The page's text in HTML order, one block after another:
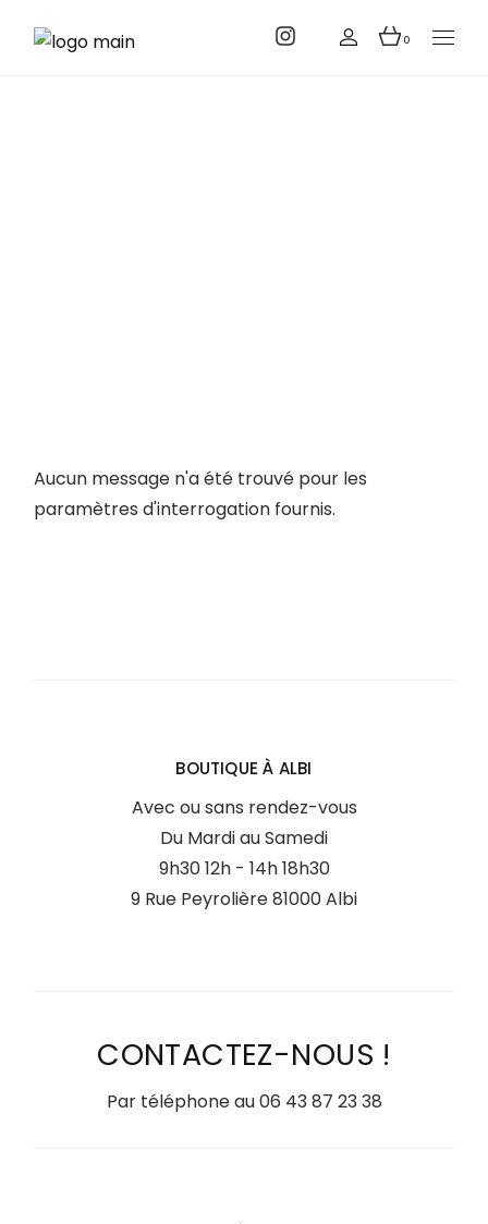
contenu 0
Aucun message n'a été trouvé pour les
paramètres d'interrogation fournis.
BOUTIQUE À ALBI
Avec ou sans rendez-vous
Du Mardi au Samedi
9h30 12h - 14h 18h30
9 Rue Peyrolière 81000 Albi
CONTACTEZ-NOUS !
Par téléphone au06 43 87 23 38